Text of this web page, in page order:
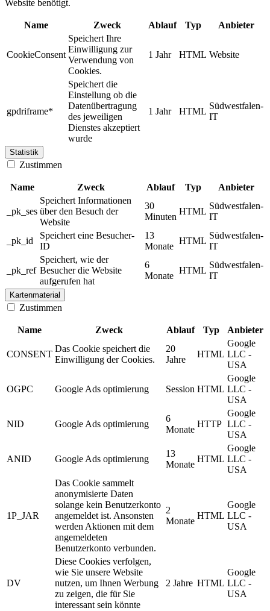
Website benötigt.
Name Zweck Ablauf Typ Anbieter
CookieConsent
Speichert Ihre
Einwilligung zur
Verwendung von
Cookies.
1 Jahr HTML Website
gpdriframe*
Speichert die
Einstellung ob die
Datenübertragung
des jeweiligen
Dienstes akzeptiert
wurde
1 Jahr HTML
Südwestfalen-
IT
Statistik
Zustimmen
Name Zweck Ablauf Typ Anbieter
_pk_ses
Speichert Informationen
über den Besuch der
Website
30
Minuten
HTML
Südwestfalen-
IT
_pk_id
Speichert eine Besucher-
ID
13
Monate
HTML
Südwestfalen-
IT
_pk_ref
Speichert, wie der
Besucher die Website
aufgerufen hat
6
Monate
HTML
Südwestfalen-
IT
Kartenmaterial
Zustimmen
Name Zweck Ablauf Typ Anbieter
CONSENT
Das Cookie speichert die
Einwilligung der Cookies.
20
Jahre
HTML
Google
LLC -
USA
OGPC Google Ads optimierung Session HTML
Google
LLC -
USA
NID Google Ads optimierung
6
Monate
HTTP
Google
LLC -
USA
ANID Google Ads optimierung
13
Monate
HTML
Google
LLC -
USA
1P_JAR
Das Cookie sammelt
anonymisierte Daten
solange kein Benutzerkonto
angemeldet ist. Ansonsten
werden Aktionen mit dem
angemeldeten
Benutzerkonto verbunden.
2
Monate
HTML
Google
LLC -
USA
DV
Diese Cookies verfolgen,
wie Sie unsere Website
nutzen, um Ihnen Werbung
zu zeigen, die für Sie
interessant sein könnte
2 Jahre HTML
Google
LLC -
USA